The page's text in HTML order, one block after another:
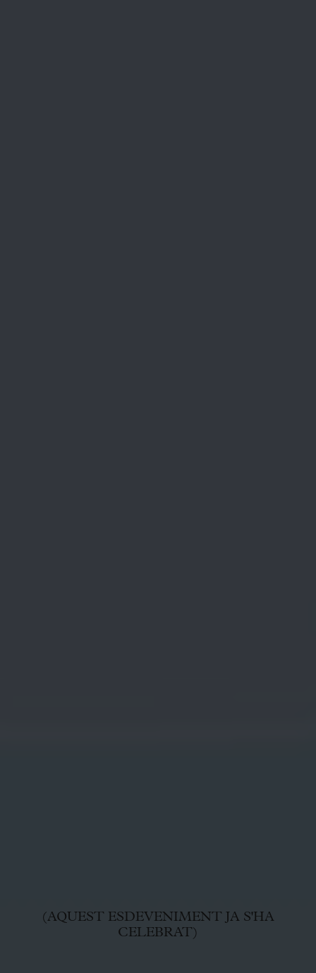
(AQUEST ESDEVENIMENT JA S'HA
CELEBRAT)